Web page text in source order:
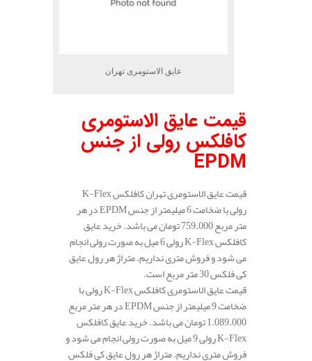
عایق الاستومری تهران
قیمت عایق الاستومری
کافلکس رولی از جنس
EPDM
قیمت عایق الاستومری تهران کافلکس K-Flex
رولی با ضخامت 6 میلیمتر از جنس EPDM در هر
متر مربع 759.000 تومان می باشد. خرید عایق
کافلکس K-Flex رولی 6 میل به صورت رولی انجام
می شود و فروش متری نداریم. متراژ هر رول عایق
کی فلکس 30 متر مربع است.
قیمت عایق الاستومری کافلکس K-Flex رولی با
ضخامت 9 میلیمتر از جنس EPDM در هر متر مربع
1.089.000 تومان می باشد. خرید عایق کافلکس
K-Flex رولی 9 میل به صورت رولی انجام می شود و
فروش متری نداریم. متراژ هر رول عایق کی فلکس